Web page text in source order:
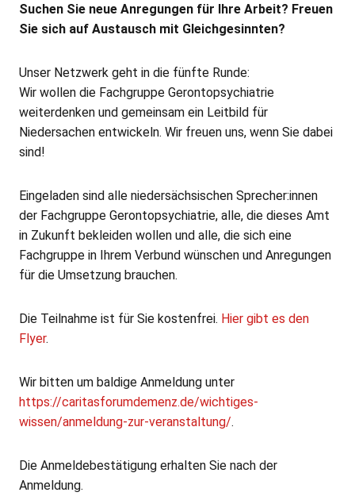
Suchen Sie neue Anregungen für Ihre Arbeit? Freuen
Sie sich auf Austausch mit Gleichgesinnten?
Unser Netzwerk geht in die fünfte Runde:
Wir wollen die Fachgruppe Gerontopsychiatrie
weiterdenken und gemeinsam ein Leitbild für
Niedersachen entwickeln. Wir freuen uns, wenn Sie dabei
sind!
Eingeladen sind alle niedersächsischen Sprecher:innen
der Fachgruppe Gerontopsychiatrie, alle, die dieses Amt
in Zukunft bekleiden wollen und alle, die sich eine
Fachgruppe in Ihrem Verbund wünschen und Anregungen
für die Umsetzung brauchen.
Die Teilnahme ist für Sie kostenfrei. Hier gibt es den
Flyer.
Wir bitten um baldige Anmeldung unter
https://caritasforumdemenz.de/wichtiges-
wissen/anmeldung-zur-veranstaltung/.
Die Anmeldebestätigung erhalten Sie nach der
Anmeldung.